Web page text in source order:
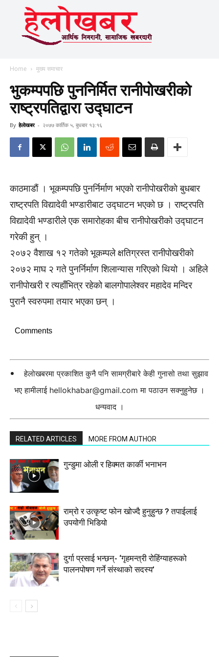
Home मुख्य समाचार
भुकम्पपछि पुननिर्मित रानीपाेखरीकाे
राष्ट्रपतिद्वारा उद्घाटन
By हेलाेखबर - २०७७ कार्तिक ५, बुधबार १३:१६
काठमाडाैं । भूकम्पपछि पुनर्निर्माण भएको रानीपोखरीकाे बुधबार
राष्ट्रपति विद्यादेवी भण्डारीबाट उद्घाटन भएको छ । राष्ट्रपति
विद्यादेवी भण्डारीले एक समारोहका बीच रानीपोखरीको उद्घाटन
गरेकी हुन् ।
२०७२ वैशाख १२ गतेको भूकम्पले क्षतिग्रस्त रानीपोखरीको
२०७२ माघ २ गते पुनर्निर्माण शिलान्यास गरिएको थियो । अहिले
रानीपोखरी र त्यहाँभित्र रहेको बालगोपालेश्वर महादेव मन्‍दिर
पुरानै स्वरुपमा तयार भएका छन् ।
Comments
हेलोखबरमा प्रकाशित कुनै पनि सामग्रीबारे केही गुनासो तथा सुझाव
भए हामीलाई hellokhabar@gmail.com मा पठाउन सक्नुहुनेछ ।
धन्यवाद ।
RELATED ARTICLES MORE FROM AUTHOR
गुन्डुमा ओली र हिक्मत कार्की भनाभन
राम्रो र उत्कृष्ट फोन खोज्दै हुनुहुन्छ ? तपाईलाई
उपयोगी भिडियो
दुर्गा प्रसाई भन्छन्- ‘गृहमन्त्री रोहिंग्याहरूको
पालनपोषण गर्ने संस्थाको सदस्य’